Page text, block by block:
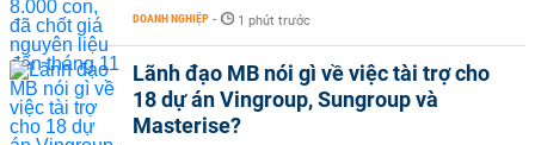
DOANH NGHIỆP - 1 phút trước
Lãnh đạo MB nói gì về việc tài trợ cho
18 dự án Vingroup, Sungroup và
Masterise?